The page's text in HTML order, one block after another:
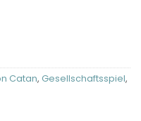
Catan, Gesellschaftsspiel,